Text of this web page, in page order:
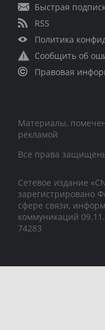
Быстрая
RSS
Политика
Сообщить об
Правовая
Материалы,
рекламой
Все права
Сетевое издание
зарегистрировано
сфере связи,
коммуникаций
74283